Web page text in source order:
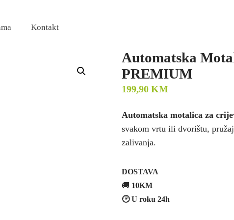
Kontakt
Automatska
PREMIUM
199,90 KM
Automatska motalica za
svakom vrtu ili dvorištu,
zalivanja.
DOSTAVA
🚚 10KM
🕑 U roku 24h